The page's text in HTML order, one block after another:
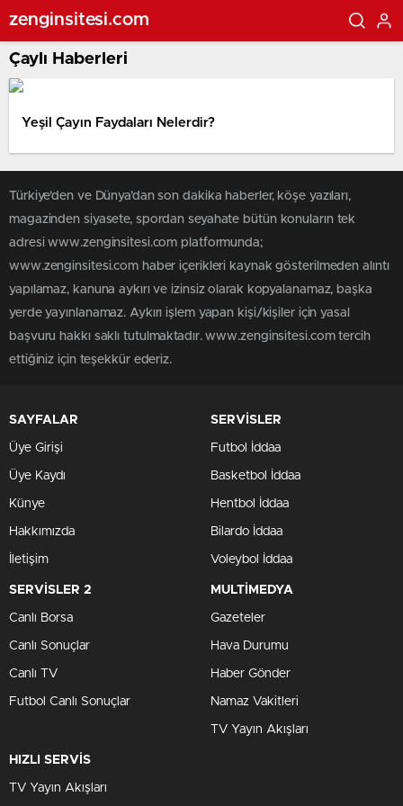
zenginsitesi.com
Çaylı Haberleri
Yeşil Çayın Faydaları Nelerdir?
Türkiye'den ve Dünya’dan son dakika haberler, köşe yazıları,
magazinden siyasete, spordan seyahate bütün konuların tek
adresi www.zenginsitesi.com platformunda;
www.zenginsitesi.com haber içerikleri kaynak gösterilmeden alıntı
yapılamaz, kanuna aykırı ve izinsiz olarak kopyalanamaz, başka
yerde yayınlanamaz. Aykırı işlem yapan kişi/kişiler için yasal
başvuru hakkı saklı tutulmaktadır. www.zenginsitesi.com tercih
ettiğiniz için teşekkür ederiz.
SAYFALAR
Üye Girişi
Üye Kaydı
Künye
Hakkımızda
İletişim
SERVİSLER
Futbol İddaa
Basketbol İddaa
Hentbol İddaa
Bilardo İddaa
Voleybol İddaa
SERVİSLER 2
Canlı Borsa
Canlı Sonuçlar
Canlı TV
Futbol Canlı Sonuçlar
MULTİMEDYA
Gazeteler
Hava Durumu
Haber Gönder
Namaz Vakitleri
TV Yayın Akışları
HIZLI SERVİS
TV Yayın Akışları